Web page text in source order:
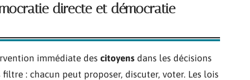
directe et démocratie
immédiate des citoyens dans les décisions
: chacun peut proposer, discuter, voter. Les lois